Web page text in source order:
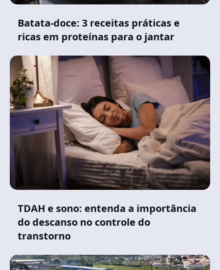
Batata-doce: 3 receitas práticas e
ricas em proteínas para o jantar
TDAH e sono: entenda a importância
do descanso no controle do
transtorno